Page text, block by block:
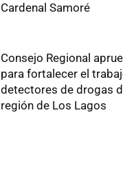
Cardenal Samoré
Consejo Regional
para fortalecer el
detectores de drogas
región de Los Lagos